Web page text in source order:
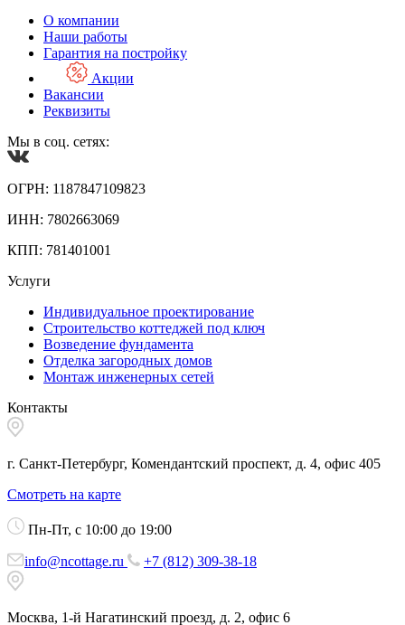
О компании
Наши работы
Гарантия на постройку
Акции
Вакансии
Реквизиты
Мы в соц. сетях:
ОГРН: 1187847109823
ИНН: 7802663069
КПП: 781401001
Услуги
Индивидуальное проектирование
Строительство коттеджей под ключ
Возведение фундамента
Отделка загородных домов
Монтаж инженерных сетей
Контакты
г. Санкт-Петербург, Комендантский проспект, д. 4, офис 405
Смотреть на карте
Пн-Пт, с 10:00 до 19:00
info@ncottage.ru +7 (812) 309-38-18
Москва, 1-й Нагатинский проезд, д. 2, офис 6